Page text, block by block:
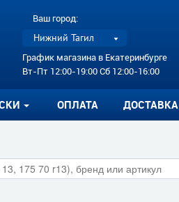
Ваш город:
Нижний Тагил
График магазина в Екатеринбурге
Вт-Пт 12:00-19:00 Сб 12:00-16:00
ОПЛАТА ДОСТАВКА